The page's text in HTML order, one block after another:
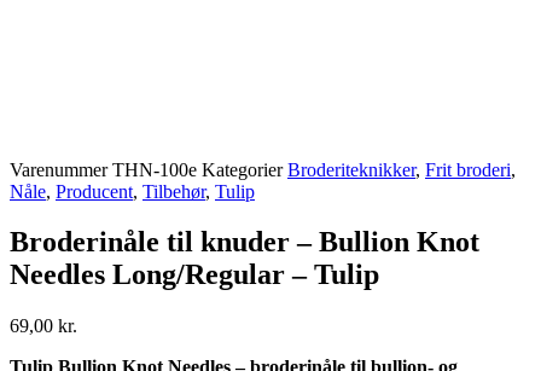
VarenummerTHN-100e Kategorier Broderiteknikker, Frit broderi,
Nåle, Producent, Tilbehør, Tulip
Broderinåle til knuder – Bullion Knot
Needles Long/Regular – Tulip
69,00 kr.